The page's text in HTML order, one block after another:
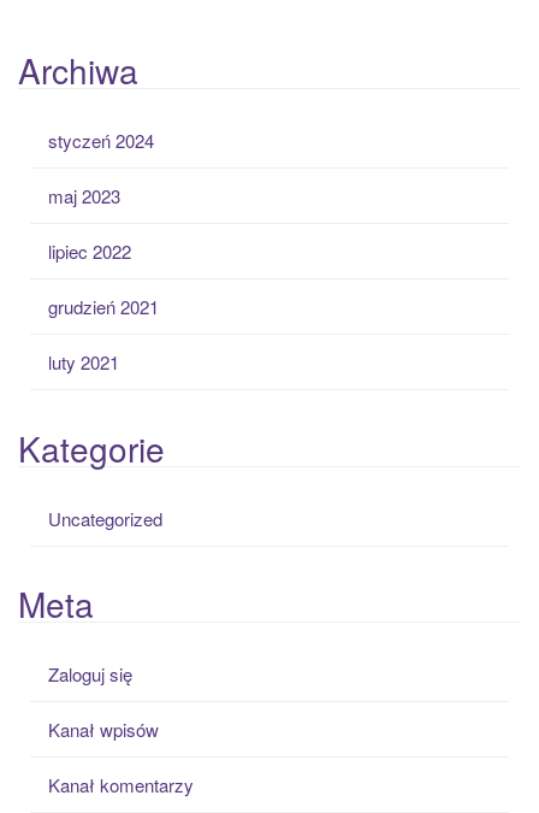
Archiwa
styczeń 2024
maj 2023
lipiec 2022
grudzień 2021
luty 2021
Kategorie
Uncategorized
Meta
Zaloguj się
Kanał wpisów
Kanał komentarzy